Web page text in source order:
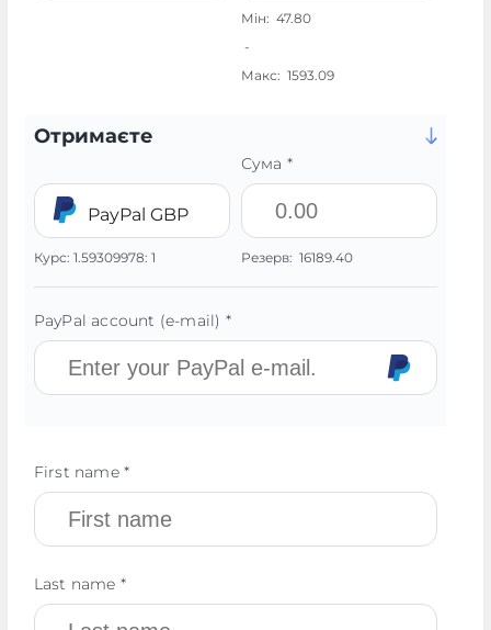
Мін: 47.80
-
Макс: 1593.09
Отримаєте
PayPal GBP
Курс: 1.59309978: 1
Сума *
Резерв: 16189.40
PayPal account (e-mail) *
First name *
Last name *